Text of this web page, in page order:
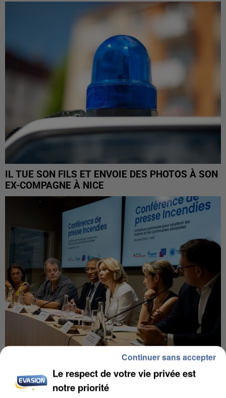
IL TUE SON FILS ET ENVOIE DES PHOTOS À SON
EX-COMPAGNE À NICE
INCENDIES : L’ÎLE-DE-FRANCE LANCE UN ÉLAN
DE SOLIDARITÉ AVEC LES...
Le respect de votre vie privée est
notre priorité
Continuer sans accepter